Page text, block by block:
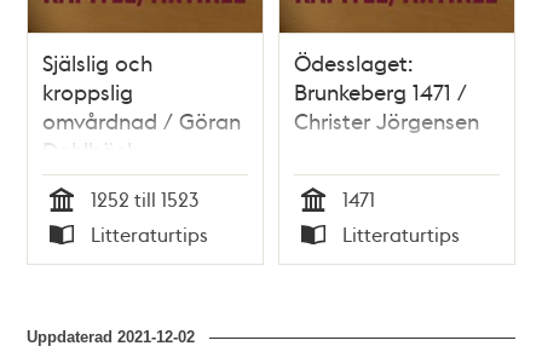
Själslig och
kroppslig
omvårdnad / Göran
Dahlbäck
Tid
1252 till 1523
Typ
Litteraturtips
Ödesslaget:
Brunkeberg 1471 /
Christer Jörgensen
Tid
1471
Typ
Litteraturtips
Uppdaterad2021-12-02